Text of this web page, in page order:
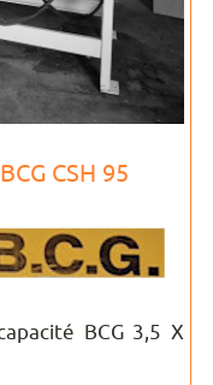
CSH 95
BCG 3,5 X